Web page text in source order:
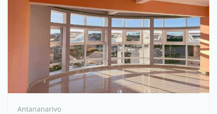
Antananarivo